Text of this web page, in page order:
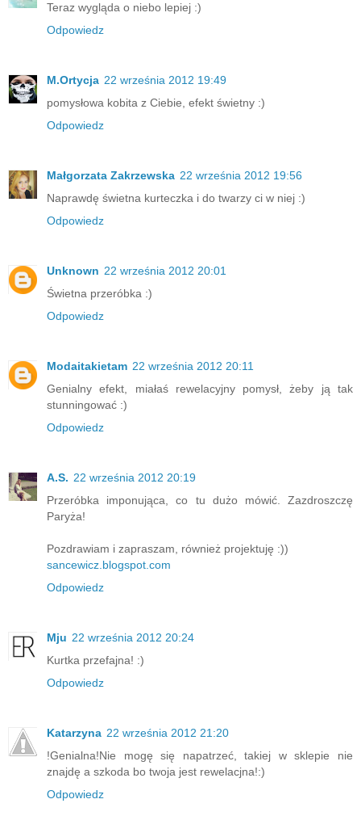
Teraz wygląda o niebo lepiej :)
Odpowiedz
M.Ortycja 22 września 2012 19:49
pomysłowa kobita z Ciebie, efekt świetny :)
Odpowiedz
Małgorzata Zakrzewska 22 września 2012 19:56
Naprawdę świetna kurteczka i do twarzy ci w niej :)
Odpowiedz
Unknown 22 września 2012 20:01
Świetna przeróbka :)
Odpowiedz
Modaitakietam 22 września 2012 20:11
Genialny efekt, miałaś rewelacyjny pomysł, żeby ją tak
stunningować :)
Odpowiedz
A.S. 22 września 2012 20:19
Przeróbka imponująca, co tu dużo mówić. Zazdroszczę
Paryża!
Pozdrawiam i zapraszam, również projektuję :))
sancewicz.blogspot.com
Odpowiedz
Mju 22 września 2012 20:24
Kurtka przefajna! :)
Odpowiedz
Katarzyna 22 września 2012 21:20
!Genialna!Nie mogę się napatrzeć, takiej w sklepie nie
znajdę a szkoda bo twoja jest rewelacjna!:)
Odpowiedz